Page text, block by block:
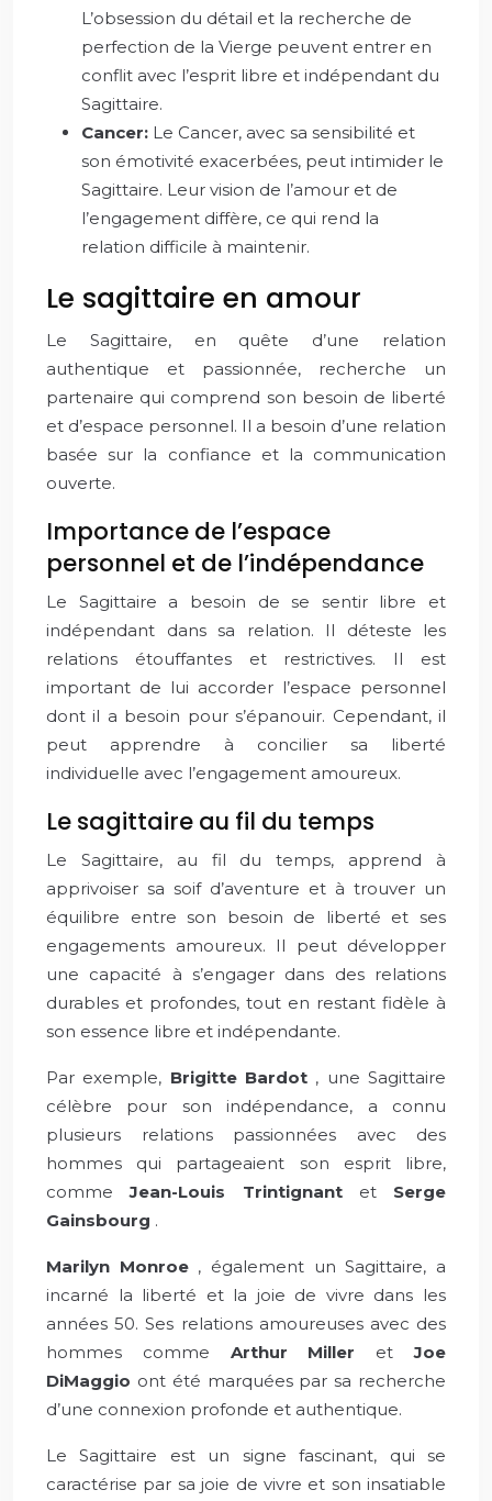
L’obsession du détail et la recherche de
perfection de la Vierge peuvent entrer en
conflit avec l’esprit libre et indépendant du
Sagittaire.
Cancer: Le Cancer, avec sa sensibilité et
son émotivité exacerbées, peut intimider le
Sagittaire. Leur vision de l’amour et de
l’engagement diffère, ce qui rend la
relation difficile à maintenir.
Le sagittaire en amour
Le Sagittaire, en quête d’une relation
authentique et passionnée, recherche un
partenaire qui comprend son besoin de liberté
et d’espace personnel. Il a besoin d’une relation
basée sur la confiance et la communication
ouverte.
Importance de l’espace
personnel et de l’indépendance
Le Sagittaire a besoin de se sentir libre et
indépendant dans sa relation. Il déteste les
relations étouffantes et restrictives. Il est
important de lui accorder l’espace personnel
dont il a besoin pour s’épanouir. Cependant, il
peut apprendre à concilier sa liberté
individuelle avec l’engagement amoureux.
Le sagittaire au fil du temps
Le Sagittaire, au fil du temps, apprend à
apprivoiser sa soif d’aventure et à trouver un
équilibre entre son besoin de liberté et ses
engagements amoureux. Il peut développer
une capacité à s’engager dans des relations
durables et profondes, tout en restant fidèle à
son essence libre et indépendante.
Par exemple, Brigitte Bardot , une Sagittaire
célèbre pour son indépendance, a connu
plusieurs relations passionnées avec des
hommes qui partageaient son esprit libre,
commeJean-Louis Trintignant et Serge
Gainsbourg .
Marilyn Monroe , également un Sagittaire, a
incarné la liberté et la joie de vivre dans les
années 50. Ses relations amoureuses avec des
hommes comme Arthur Miller etJoe
DiMaggio ont été marquées par sa recherche
d’une connexion profonde et authentique.
Le Sagittaire est un signe fascinant, qui se
caractérise par sa joie de vivre et son insatiable